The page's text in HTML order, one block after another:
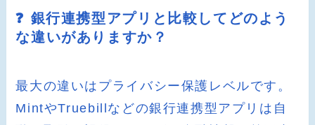
❓ 銀行連携型アプリと比較してどのよう
な違いがありますか？
最大の違いはプライバシー保護レベルです。
MintやTruebillなどの銀行連携型アプリは自